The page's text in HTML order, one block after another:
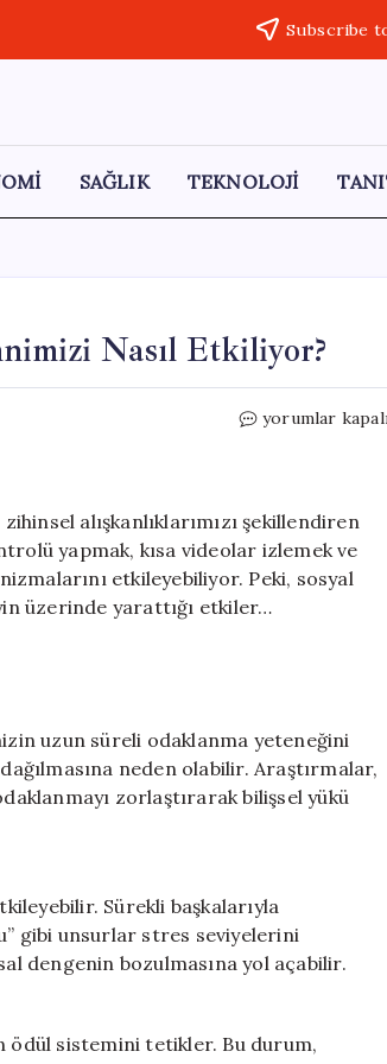
Subscribe
SAĞLIK TEKNOLOJİ
Nasıl Etkiliyor?
Ekran
Medya
Zihnimizi
Nasıl
Etkiliyor?
için
yorumlar
alışkanlıklarımızı şekillendiren
yapmak, kısa videolar izlemek ve
etkileyebiliyor. Peki, sosyal
üzerinde yarattığı etkiler…
uzun süreli odaklanma yeteneğini
neden olabilir. Araştırmalar,
zorlaştırarak bilişsel yükü
Sürekli başkalarıyla
gibi unsurlar stres seviyelerini
dengenin bozulmasına yol açabilir.
ödül sistemini tetikler. Bu durum,